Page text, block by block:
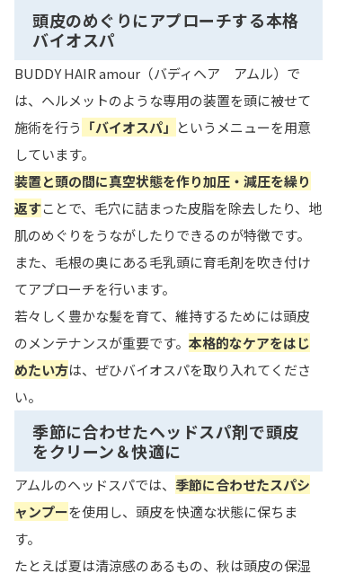
頭皮のめぐりにアプローチする本格
バイオスパ
BUDDY HAIR amour（バディヘア アムル）で
は、ヘルメットのような専用の装置を頭に被せて
施術を行う 「バイオスパ」 というメニューを用意
しています。
装置と頭の間に真空状態を作り加圧・減圧を繰り
返すことで、毛穴に詰まった皮脂を除去したり、地
肌のめぐりをうながしたりできるのが特徴です。
また、毛根の奥にある​​毛乳頭に育毛剤を吹き付け
てアプローチを行います。
若々しく豊かな髪を育て、維持するためには頭皮
のメンテナンスが重要です。 本格的なケアをはじ
めたい方は、ぜひバイオスパを取り入れてくださ
い。
季節に合わせたヘッドスパ剤で頭皮
をクリーン＆快適に
アムルのヘッドスパでは、 季節に合わせたスパシ
ャンプーを使用し、頭皮を快適な状態に保ちま
す。
たとえば夏は清涼感のあるもの、秋は頭皮の保湿